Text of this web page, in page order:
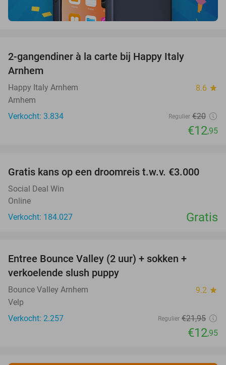
2-gangendiner à la carte bij Happy Italy
Arnhem
Happy Italy Arnhem 8.6 star
Arnhem
Verkocht: 3.834
Regulier €20
€12,95
Gratis kans op een droomreis t.w.v. €3.000
Social Deal Win
Online
Verkocht: 184.027
Gratis
Entree Bounce Valley (2 uur) + sokken +
verkoelende slush puppy
Bounce Valley Arnhem 9.2 star
Velp
Verkocht: 2.257
Regulier €21,95
€12,95